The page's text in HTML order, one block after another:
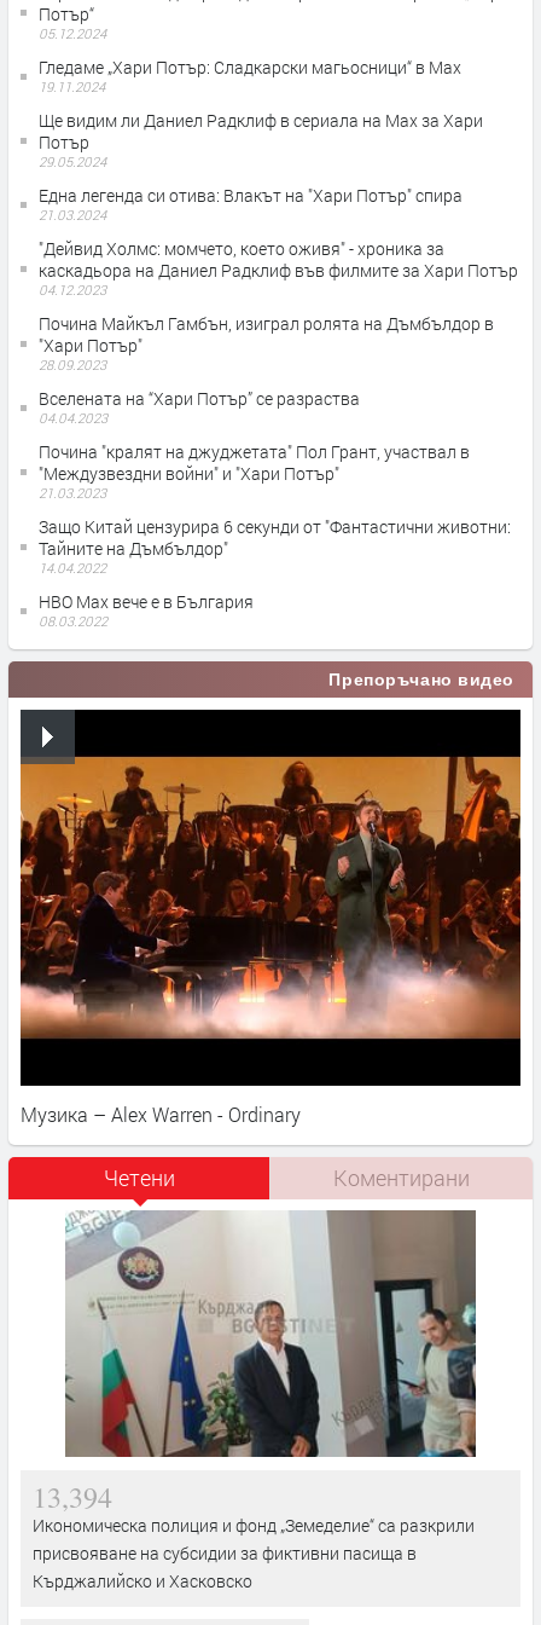
Потър“
05.12.2024
Гледаме „Хари Потър: Сладкарски магьосници“ в Max
19.11.2024
Ще видим ли Даниел Радклиф в сериала на Max за Хари
Потър
29.05.2024
Една легенда си отива: Влакът на "Хари Потър" спира
21.03.2024
"Дейвид Холмс: момчето, което оживя" - хроника за
каскадьора на Даниел Радклиф във филмите за Хари Потър
04.12.2023
Почина Майкъл Гамбън, изиграл ролята на Дъмбълдор в
"Хари Потър"
28.09.2023
Вселената на “Хари Потър” се разраства
04.04.2023
Почина "кралят на джуджетата" Пол Грант, участвал в
"Междузвездни войни" и "Хари Потър"
21.03.2023
Защо Китай цензурира 6 секунди от "Фантастични животни:
Тайните на Дъмбълдор"
14.04.2022
HBO Мах вече е в България
08.03.2022
Препоръчано видео
Музика – Alex Warren - Ordinary
Четени Коментирани
13,394
Икономическа полиция и фонд „Земеделие“ са разкрили
присвояване на субсидии за фиктивни пасища в
Кърджалийско и Хасковско